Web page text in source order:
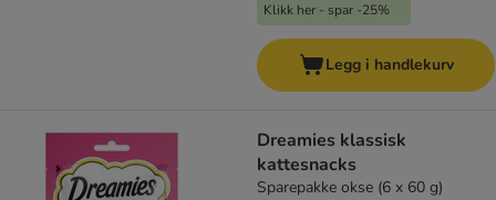
Klikk her - spar -25%
Legg i handlekurv
Dreamies klassisk
kattesnacks
Sparepakke okse (6 x 60 g)